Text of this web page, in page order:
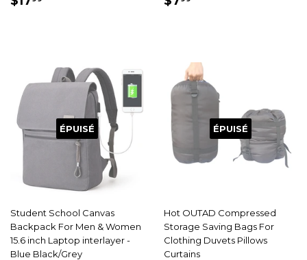
ÉPUISÉ
Student School Canvas
Backpack For Men & Women
15.6 inch Laptop interlayer -
Blue Black/Grey
ÉPUISÉ
Hot OUTAD Compressed
Storage Saving Bags For
Clothing Duvets Pillows
Curtains